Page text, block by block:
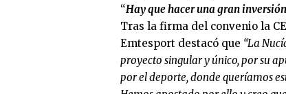
“Hay que hacer una gran
Tras la firma del convenio la
Emtesport destacó que “La
proyecto singular y único, por su
por el deporte, donde queríamos